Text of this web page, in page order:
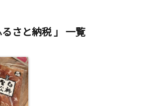
るさと納税 」 一覧